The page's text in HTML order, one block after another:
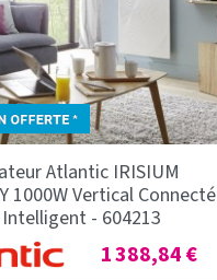
Atlantic IRISIUM
1000W Vertical Connecté
- 604213
Prix
1 388,84 €